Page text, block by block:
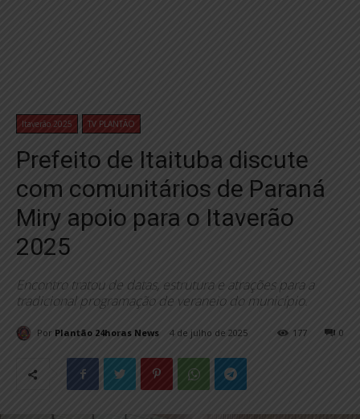
Itaverão 2025 TV PLANTÃO
Prefeito de Itaituba discute
com comunitários de Paraná
Miry apoio para o Itaverão
2025
Encontro tratou de datas, estrutura e atrações para a
tradicional programação de veraneio do município.
Por Plantão 24horas News 4 de julho de 2025 0
177